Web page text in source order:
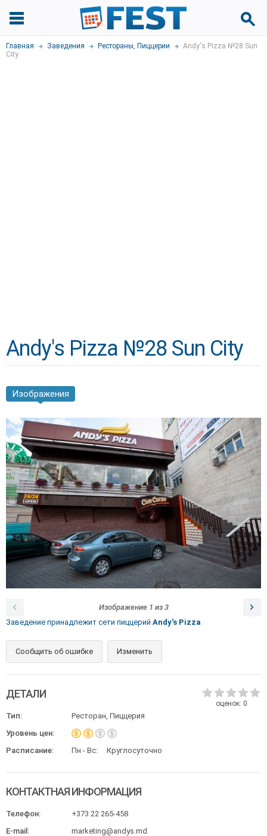
Главная Заведения Рестораны, Пиццерии
Andy's Pizza №28 Sun
City
Andy's Pizza №28 Sun City
Изображения
Изображение 1 из 3
Заведение принадлежит сети пиццерий Andy's Pizza
Сообщить об ошибке Изменить
оценок: 0
ДЕТАЛИ
Тип:
Ресторан, Пиццерия
Уровень цен:
Расписание:
Пн - Вс: Круглосуточно
КОНТАКТНАЯ ИНФОРМАЦИЯ
Телефон:
+373 22 265-458
E-mail:
marketing@andys.md